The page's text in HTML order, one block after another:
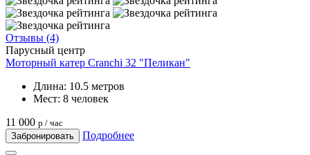
Отзывы (4)
Парусный центр
Моторный катер Cranchi 32 "Пеликан"
Длина: 10.5 метров
Мест: 8 человек
11 000 р / час
Забронировать
Подробнее